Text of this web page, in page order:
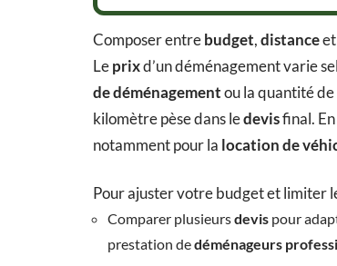
Composer entrebudget,distanceet
Leprixd’un déménagement varie
de déménagementou la quantité de
kilomètre pèse dans ledevisfinal.
notamment pour la location de
Pour ajuster votre budget et limiter
Comparer plusieursdevis pour
prestation dedéménageurs